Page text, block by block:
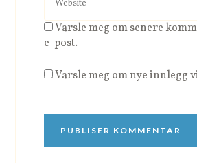
Varsle meg om senere
e-post.
Varsle meg om nye innlegg